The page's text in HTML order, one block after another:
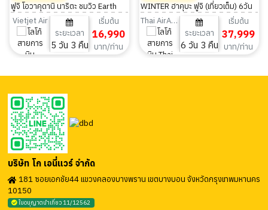
ฟูจิ โอวาคุดานิ นาริตะ ชมวิว Earth
Valley 5วัน 3คืน
Vietjet Air
ระยะเวลา
5 วัน 3 คืน
เริ่มต้น
16,990
บาท/ท่าน
WINTER ฮาคุบะ ฟูจิ (เที่ยวเต็ม) 6วัน
3คืน
Thai AirAsia X
ระยะเวลา
6 วัน 3 คืน
เริ่มต้น
37,999
บาท/ท่าน
บริษัท โก เอนี่แวร์ จำกัด
181 ซอยเอกชัย44 แขวงคลองบางพราน เขตบางบอน จังหวัดกรุงเทพมหานคร
10150
ใบอนุญาตนำเที่ยว 11/12562